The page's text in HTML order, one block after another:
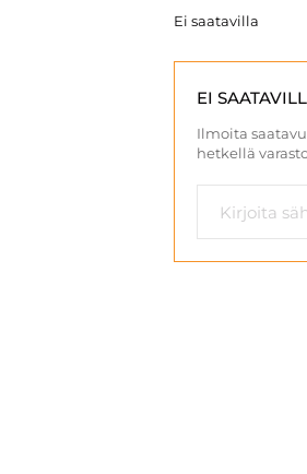
Ei saatavilla
EI
Ilmoita
hetkellä